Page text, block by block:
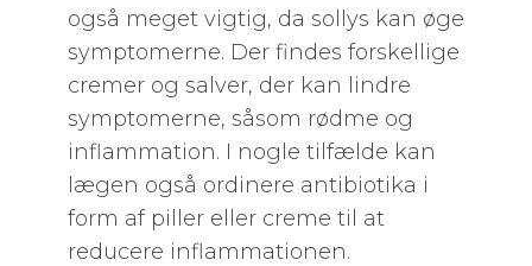
også meget vigtig, da sollys kan øge
symptomerne. Der findes forskellige
cremer og salver, der kan lindre
symptomerne, såsom rødme og
inflammation. I nogle tilfælde kan
lægen også ordinere antibiotika i
form af piller eller creme til at
reducere inflammationen.